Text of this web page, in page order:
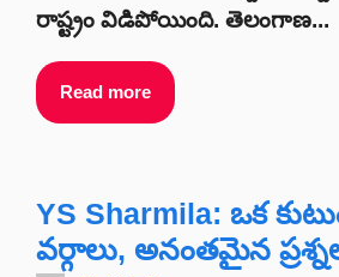
రాష్ట్రం విడిపోయింది. తెలంగాణ...
Read more
YS Sharmila: ఒక
వర్గాలు, అనంతమైన